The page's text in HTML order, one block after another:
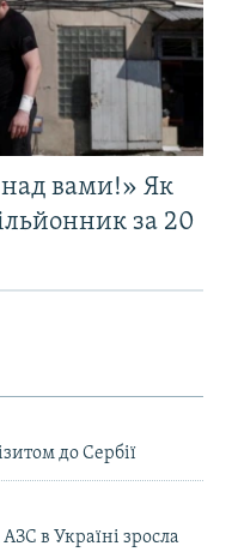
над вами!» Як
за 20
до Сербії
в Україні зросла